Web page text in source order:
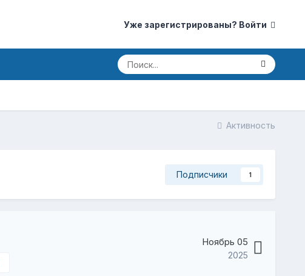
Уже зарегистрированы? Войти
Активность
Подписчики 1
Ноябрь 05
2025